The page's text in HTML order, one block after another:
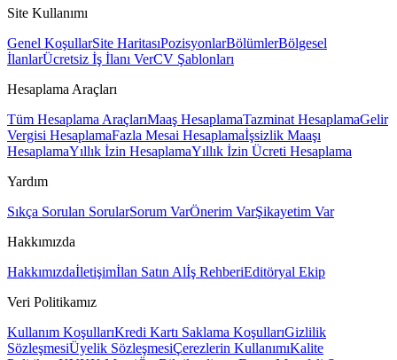
Site Kullanımı
Genel KoşullarSite HaritasıPozisyonlarBölümlerBölgesel
İlanlarÜcretsiz İş İlanı VerCV Şablonları
Hesaplama Araçları
Tüm Hesaplama AraçlarıMaaş HesaplamaTazminat HesaplamaGelir
Vergisi HesaplamaFazla Mesai Hesaplamaİşsizlik Maaşı
HesaplamaYıllık İzin HesaplamaYıllık İzin Ücreti Hesaplama
Yardım
Sıkça Sorulan SorularSorum VarÖnerim VarŞikayetim Var
Hakkımızda
Hakkımızdaİletişimİlan Satın Alİş RehberiEditöryal Ekip
Veri Politikamız
Kullanım KoşullarıKredi Kartı Saklama KoşullarıGizlilik
SözleşmesiÜyelik SözleşmesiÇerezlerin KullanımıKalite